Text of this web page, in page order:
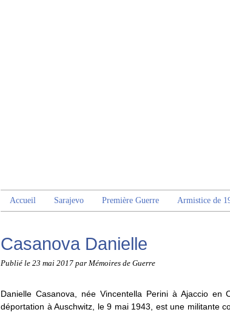
Accueil Sarajevo Première Guerre Armistice de
Casanova Danielle
Publié le 23 mai 2017 par Mémoires de Guerre
Danielle Casanova, née Vincentella Perini à Ajaccio
déportation à Auschwitz, le 9 mai 1943, est une militante